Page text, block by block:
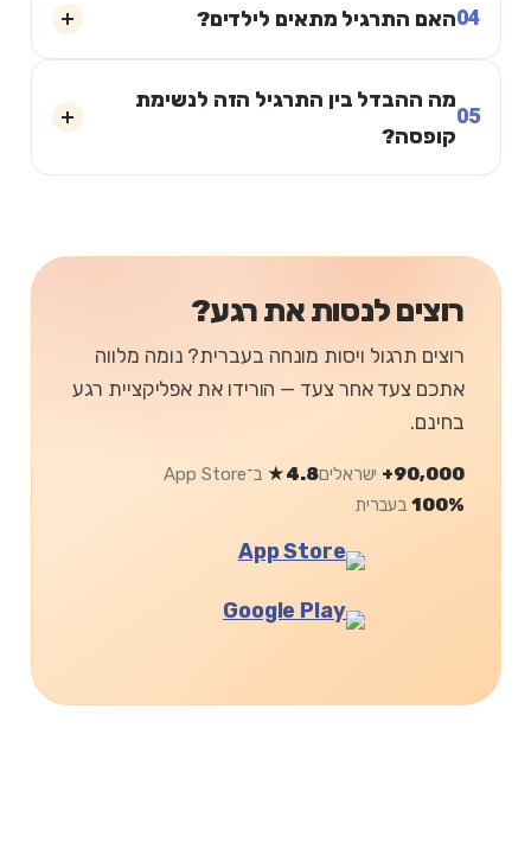
04האם התרגיל מתאים לילדים?
05
מה ההבדל בין התרגיל הזה לנשימת
קופסה?
רוצים לנסות את רגע?
רוצים תרגול ויסות מונחה בעברית? נומה מלווה
אתכם צעד אחר צעד — הורידו את אפליקציית רגע
בחינם.
90,000+ ישראלים4.8★
ב־App Store
100%בעברית